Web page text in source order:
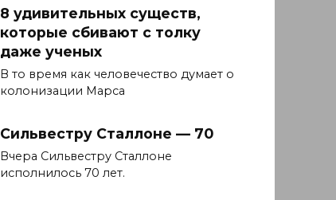
8 удивительных существ,
которые сбивают с толку
даже ученых
В то время как человечество думает о
колонизации Марса
Сильвестру Сталлоне — 70
Вчера Сильвестру Сталлоне
исполнилось 70 лет.